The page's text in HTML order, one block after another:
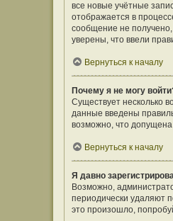
все новые учётные
отображается в
сообщение не
уверены, что ввели
Вернуться к началу
Почему я не могу
Существует несколько
данные введены
возможно, что
Вернуться к началу
Я давно
Возможно,
периодически удаляют
это произошло,